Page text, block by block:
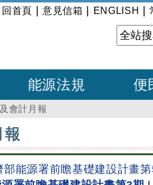
回首頁 意見信箱 ENGLISH |
能源法規 便
會計月報
報
部能源署前瞻基礎建設計畫第